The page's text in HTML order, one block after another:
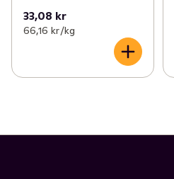
33,08 kr
66,16 kr /kg